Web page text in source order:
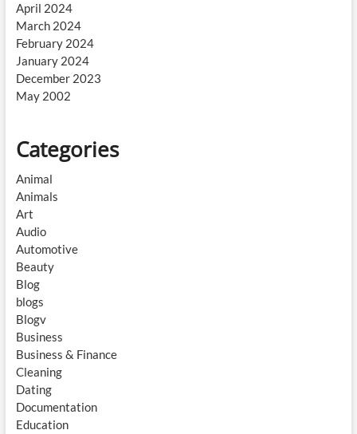
April 2024
March 2024
February 2024
January 2024
December 2023
May 2002
Categories
Animal
Animals
Art
Audio
Automotive
Beauty
Blog
blogs
Blogv
Business
Business & Finance
Cleaning
Dating
Documentation
Education